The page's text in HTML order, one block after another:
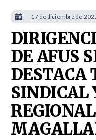
DE AFUS
DESTACA
SINDICAL
17 de diciembre de